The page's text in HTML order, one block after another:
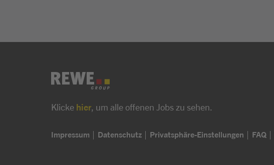
Klicke hier , um alle offenen Jobs zu sehen.
Impressum Datenschutz Privatsphäre-Einstellungen FAQ